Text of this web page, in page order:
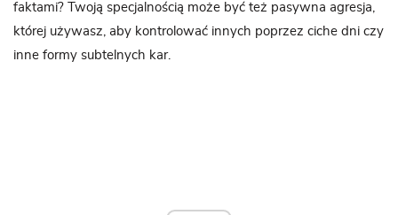
faktami? Twoją specjalnością może być też pasywna agresja,
której używasz, aby kontrolować innych poprzez ciche dni czy
inne formy subtelnych kar.